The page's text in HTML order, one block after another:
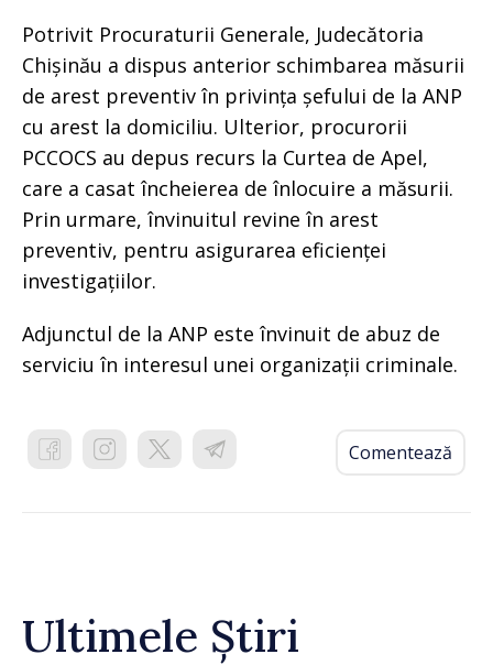
Potrivit Procuraturii Generale, Judecătoria
Chișinău a dispus anterior schimbarea măsurii
de arest preventiv în privința șefului de la ANP
cu arest la domiciliu. Ulterior, procurorii
PCCOCS au depus recurs la Curtea de Apel,
care a casat încheierea de înlocuire a măsurii.
Prin urmare, învinuitul revine în arest
preventiv, pentru asigurarea eficienței
investigațiilor.
Adjunctul de la ANP este învinuit de abuz de
serviciu în interesul unei organizații criminale.
Comentează
Ultimele Știri